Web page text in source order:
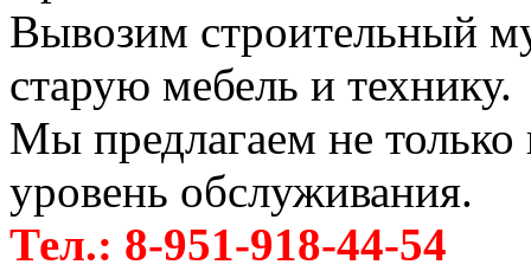
Вывозим строительный
старую мебель и технику.
Мы предлагаем не
уровень обслуживания.
Тел.: 8-951-918-44-54